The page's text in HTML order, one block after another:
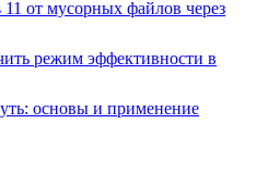
от мусорных файлов через
режим эффективности в
основы и применение